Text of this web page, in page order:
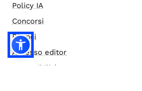
Policy IA
Concorsi
Bilanci
Accesso editor
Accessibilità